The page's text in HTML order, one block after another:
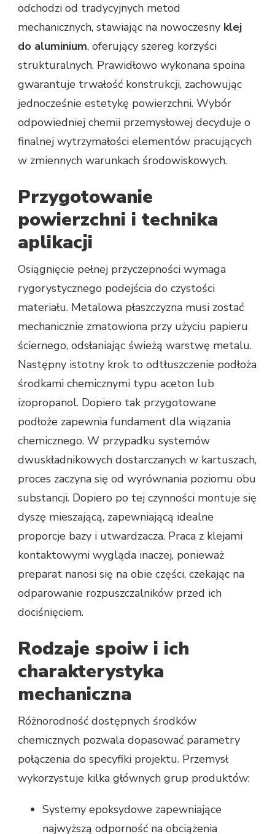
odchodzi od tradycyjnych metod
mechanicznych, stawiając na nowoczesny klej
do aluminium, oferujący szereg korzyści
strukturalnych. Prawidłowo wykonana spoina
gwarantuje trwałość konstrukcji, zachowując
jednocześnie estetykę powierzchni. Wybór
odpowiedniej chemii przemysłowej decyduje o
finalnej wytrzymałości elementów pracujących
w zmiennych warunkach środowiskowych.
Przygotowanie
powierzchni i technika
aplikacji
Osiągnięcie pełnej przyczepności wymaga
rygorystycznego podejścia do czystości
materiału. Metalowa płaszczyzna musi zostać
mechanicznie zmatowiona przy użyciu papieru
ściernego, odsłaniając świeżą warstwę metalu.
Następny istotny krok to odtłuszczenie podłoża
środkami chemicznymi typu aceton lub
izopropanol. Dopiero tak przygotowane
podłoże zapewnia fundament dla wiązania
chemicznego. W przypadku systemów
dwuskładnikowych dostarczanych w kartuszach,
proces zaczyna się od wyrównania poziomu obu
substancji. Dopiero po tej czynności montuje się
dyszę mieszającą, zapewniającą idealne
proporcje bazy i utwardzacza. Praca z klejami
kontaktowymi wygląda inaczej, ponieważ
preparat nanosi się na obie części, czekając na
odparowanie rozpuszczalników przed ich
dociśnięciem.
Rodzaje spoiw i ich
charakterystyka
mechaniczna
Różnorodność dostępnych środków
chemicznych pozwala dopasować parametry
połączenia do specyfiki projektu. Przemysł
wykorzystuje kilka głównych grup produktów:
Systemy epoksydowe zapewniające
najwyższą odporność na obciążenia